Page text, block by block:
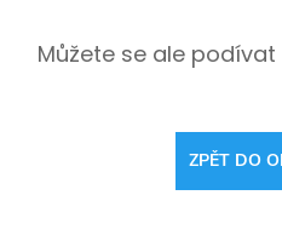
Můžete se ale
ZPĚT DO